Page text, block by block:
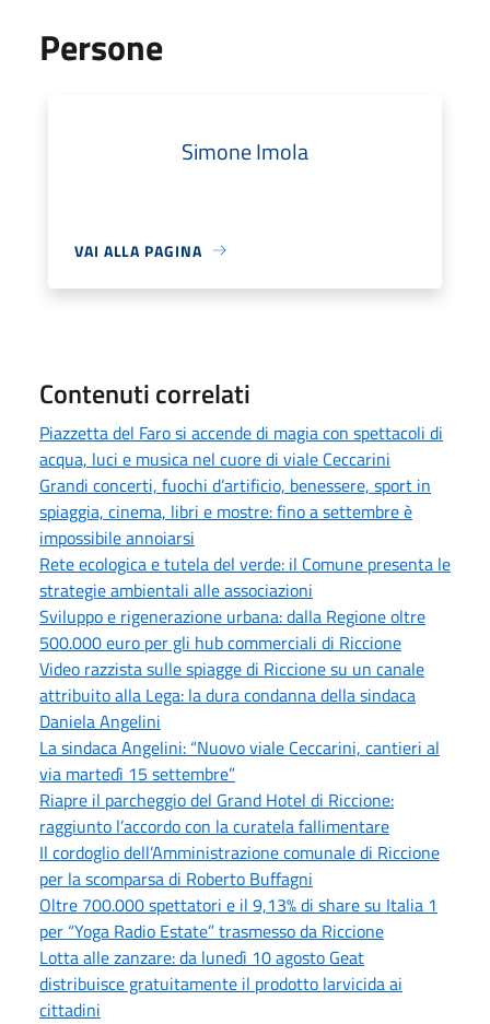
Persone
Simone Imola
VAI ALLA PAGINA
Contenuti correlati
Piazzetta del Faro si accende di magia con spettacoli di
acqua, luci e musica nel cuore di viale Ceccarini
Grandi concerti, fuochi d’artificio, benessere, sport in
spiaggia, cinema, libri e mostre: fino a settembre è
impossibile annoiarsi
Rete ecologica e tutela del verde: il Comune presenta le
strategie ambientali alle associazioni
Sviluppo e rigenerazione urbana: dalla Regione oltre
500.000 euro per gli hub commerciali di Riccione
Video razzista sulle spiagge di Riccione su un canale
attribuito alla Lega: la dura condanna della sindaca
Daniela Angelini
La sindaca Angelini: “Nuovo viale Ceccarini, cantieri al
via martedì 15 settembre”
Riapre il parcheggio del Grand Hotel di Riccione:
raggiunto l’accordo con la curatela fallimentare
Il cordoglio dell’Amministrazione comunale di Riccione
per la scomparsa di Roberto Buffagni
Oltre 700.000 spettatori e il 9,13% di share su Italia 1
per “Yoga Radio Estate” trasmesso da Riccione
Lotta alle zanzare: da lunedì 10 agosto Geat
distribuisce gratuitamente il prodotto larvicida ai
cittadini